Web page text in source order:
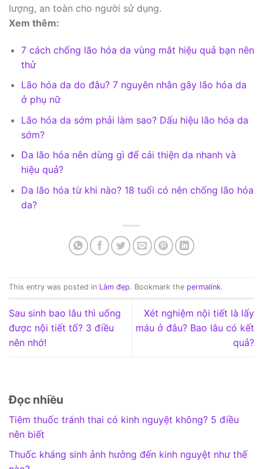
lượng, an toàn cho người sử dụng.
Xem thêm:
7 cách chống lão hóa da vùng mắt hiệu quả bạn nên
thử
Lão hóa da do đâu? 7 nguyên nhân gây lão hóa da
ở phụ nữ
Lão hóa da sớm phải làm sao? Dấu hiệu lão hóa da
sớm?
Da lão hóa nên dùng gì để cải thiện da nhanh và
hiệu quả?
Da lão hóa từ khi nào? 18 tuổi có nên chống lão hóa
da?
This entry was posted in Làm đẹp. Bookmark the permalink.
Sau sinh bao lâu thì uống
được nội tiết tố? 3 điều
nên nhớ!
Xét nghiệm nội tiết là lấy
máu ở đâu? Bao lâu có kết
quả?
Đọc nhiều
Tiêm thuốc tránh thai có kinh nguyệt không? 5 điều
nên biết
Thuốc kháng sinh ảnh hưởng đến kinh nguyệt như thế